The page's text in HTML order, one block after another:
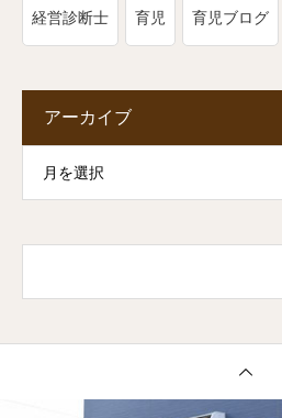
経営診断士 育児 育児ブログ
アーカイブ
月を選択